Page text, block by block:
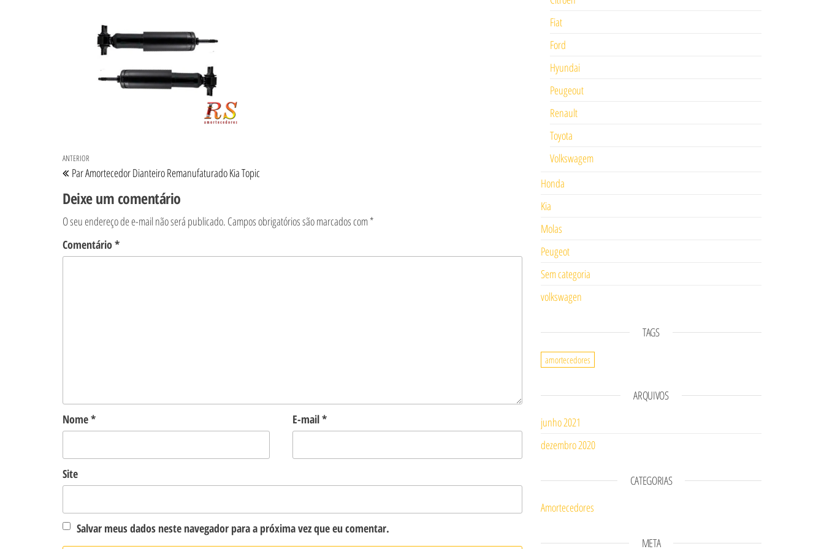
Navegação de Post
Post anterior
ANTERIOR
Par Amortecedor Dianteiro Remanufaturado Kia Topic
Deixe um comentário
O seu endereço de e-mail não será publicado. Campos obrigatórios são marcados com*
Comentário*
Nome* E-mail*
Site
Salvar meus dados neste navegador para a próxima vez que eu comentar.
Fiat
Ford
Hyundai
Peugeout
Renault
Toyota
Volkswagem
Honda
Kia
Molas
Peugeot
Sem categoria
volkswagen
TAGS
amortecedores
ARQUIVOS
junho 2021
dezembro 2020
CATEGORIAS
Amortecedores
META